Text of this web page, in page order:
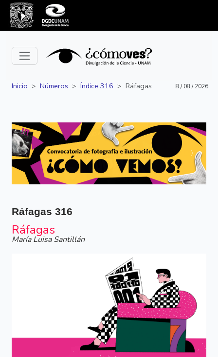
Inicio Números Índice 316 Ráfagas 8 / 08 / 2026
Siguiente Anterior
Ráfagas 316
Ráfagas
María Luisa Santillán